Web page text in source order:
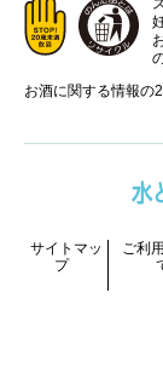
お酒に関する情報の
サイトマッ
プ
ご利